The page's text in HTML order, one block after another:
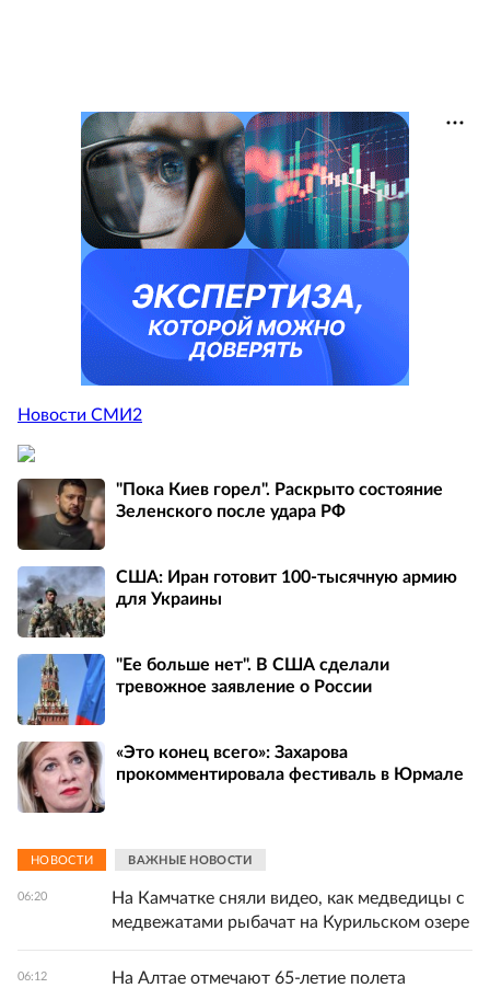
Новости СМИ2
"Пока Киев горел". Раскрыто состояние
Зеленского после удара РФ
США: Иран готовит 100-тысячную армию
для Украины
"Ее больше нет". В США сделали
тревожное заявление о России
«Это конец всего»: Захарова
прокомментировала фестиваль в Юрмале
НОВОСТИ ВАЖНЫЕ НОВОСТИ
06:20
На Камчатке сняли видео, как медведицы с
медвежатами рыбачат на Курильском озере
06:12 На Алтае отмечают 65-летие полета